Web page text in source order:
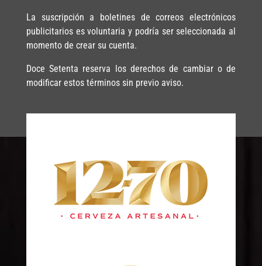
La suscripción a boletines de correos electrónicos
publicitarios es voluntaria y podría ser seleccionada al
momento de crear su cuenta.
Doce Setenta reserva los derechos de cambiar o de
modificar estos términos sin previo aviso.